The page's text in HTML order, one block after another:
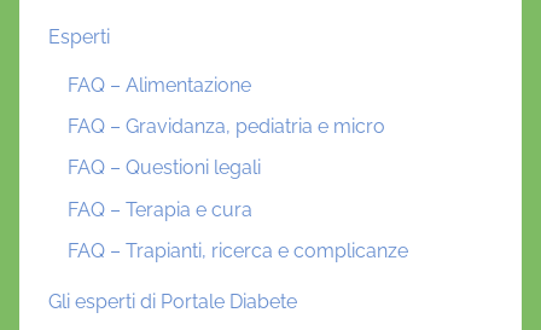
Esperti
FAQ – Alimentazione
FAQ – Gravidanza, pediatria e micro
FAQ – Questioni legali
FAQ – Terapia e cura
FAQ – Trapianti, ricerca e complicanze
Gli esperti di Portale Diabete